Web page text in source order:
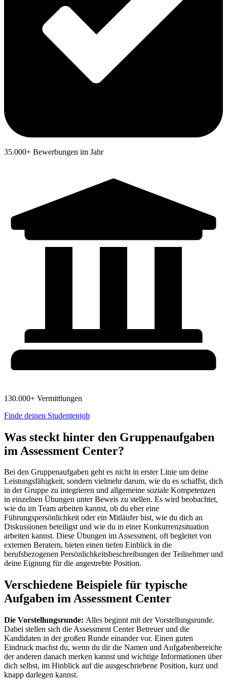
35.000+ Bewerbungen im Jahr
130.000+ Vermittlungen
Finde deinen Studentenjob
Was steckt hinter den Gruppenaufgaben
im Assessment Center?
Bei den Gruppenaufgaben geht es nicht in erster Linie um deine
Leistungsfähigkeit, sondern vielmehr darum, wie du es schaffst, dich
in der Gruppe zu integrieren und allgemeine soziale Kompetenzen
in einzelnen Übungen unter Beweis zu stellen. Es wird beobachtet,
wie du im Team arbeiten kannst, ob du eher eine
Führungspersönlichkeit oder ein Mitläufer bist, wie du dich an
Diskussionen beteiligst und wie du in einer Konkurrenzsituation
arbeiten kannst. Diese Übungen im Assessment, oft begleitet von
externen Beratern, bieten einen tiefen Einblick in die
berufsbezogenen Persönlichkeitsbeschreibungen der Teilnehmer und
deine Eignung für die angestrebte Position.
Verschiedene Beispiele für typische
Aufgaben im Assessment Center
Die Vorstellungsrunde: Alles beginnt mit der Vorstellungsrunde.
Dabei stellen sich die Assessment Center Betreuer und die
Kandidaten in der großen Runde einander vor. Einen guten
Eindruck machst du, wenn du dir die Namen und Aufgabenbereiche
der anderen danach merken kannst und wichtige Informationen über
dich selbst, im Hinblick auf die ausgeschriebene Position, kurz und
knapp darlegen kannst.